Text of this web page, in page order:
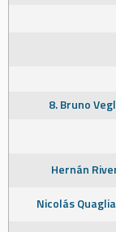
8. Bruno
Hernán
Nicolás